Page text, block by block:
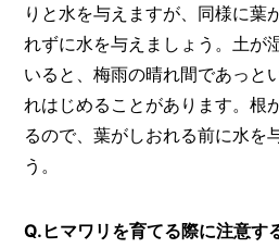
りと水を与えますが、同様に葉
れずに水を与えましょう。土が
いると、梅雨の晴れ間であっと
れはじめることがあります。根
るので、葉がしおれる前に水を
う。
Q.ヒマワリを育てる際に注意す